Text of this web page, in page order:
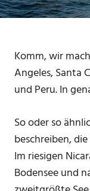
Komm, wir
Angeles, Santa
und Peru. In
So oder so
beschreiben,
Im riesigen
Bodensee und